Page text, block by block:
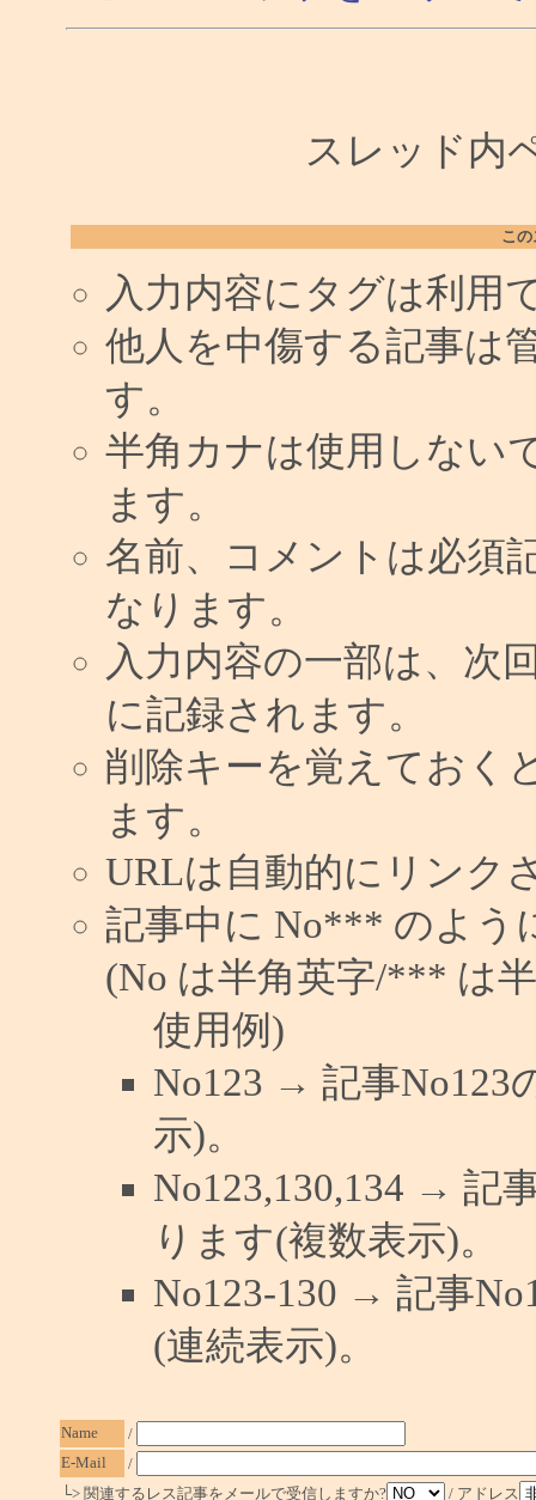
スレッド内
こ
入力内容にタグは利用
他人を中傷する記事は
す。
半角カナは使用しない
ます。
名前、コメントは必須
なります。
入力内容の一部は、次
に記録されます。
削除キーを覚えておく
ます。
URLは自動的にリンク
記事中に No*** のよう
(No は半角英字/*** は
使用例)
No123 → 記事No123
示)。
No123,130,134 → 記
ります(複数表示)。
No123-130 → 記事
(連続表示)。
Name
/
E-Mail
/
└> 関連するレス記事をメールで受信しますか?
/ アドレス